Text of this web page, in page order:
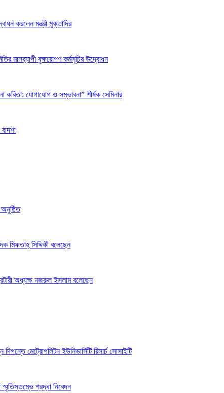
করলেন মন্ত্রী মুক্তাদির
মাসব্যাপী বৃক্ষরোপণ কর্মসূচির উদ্বোধন
কবিতা: যোগাযোগ ও সম্ভাবনা” শীর্ষক সেমিনার
মিফতাহ্ সিদ্দিকী বলেছেন
অধ্যক্ষ নজরুল ইসলাম বলেছেন
মেট্রোপলিটন ইউনিভার্সিটি রিসার্চ সোসাইটি
শ্রদ্ধা নিবেদন